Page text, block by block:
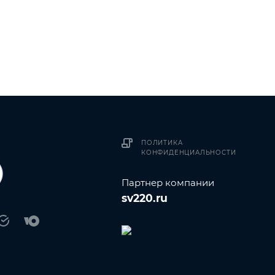
ПОЛИТИКА
КОНФИДЕНЦИАЛЬНОСТИ
Партнер компании
sv220.ru